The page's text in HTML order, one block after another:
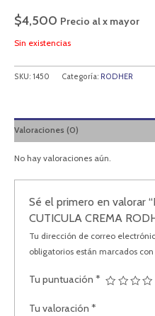
$4,500 Precio al x mayor
Sin existencias
SKU: 1450 Categoría: RODHER
Valoraciones (0)
No hay valoraciones aún.
Sé el primero en valorar
CUTICULA CREMA
Tu dirección de correo
obligatorios están marcados
Tu puntuación*
Tu valoración*